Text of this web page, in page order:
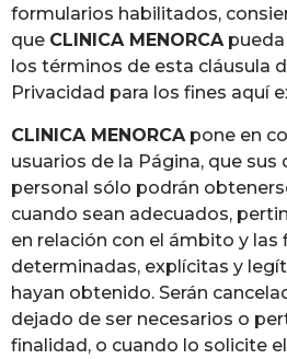
formularios habilitados,
que CLINICA MENORCApueda
los términos de esta cláusula
Privacidad para los fines aquí
CLINICA MENORCA pone en
usuarios de la Página, que
personal sólo podrán
cuando sean adecuados,
en relación con el ámbito y las
determinadas, explícitas y
hayan obtenido. Serán
dejado de ser necesarios o
finalidad, o cuando lo solicite